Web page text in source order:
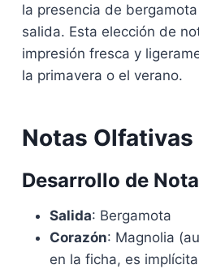
la presencia de
salida. Esta elección de
impresión fresca y
la primavera o el verano.
Notas Olfativas
Desarrollo de
Salida: Bergamota
Corazón: Magnolia
en la ficha, es